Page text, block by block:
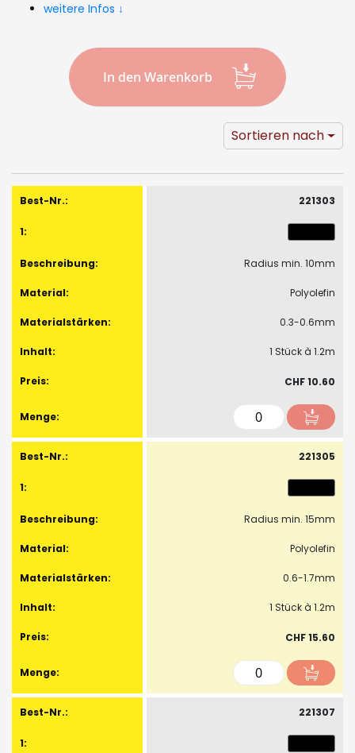
weitere Infos ↓
In den Warenkorb
Sortieren nach
Gruppiert
Produkte
Artikel
221303
Radius min. 10mm
Polyolefin
0.3-0.6mm
1 Stück à 1.2m
CHF 10.60
221305
Radius min. 15mm
Polyolefin
0.6-1.7mm
1 Stück à 1.2m
CHF 15.60
221307